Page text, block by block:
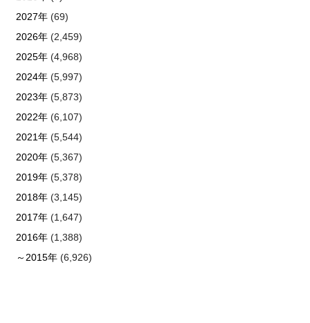
2027年(69)
2026年(2,459)
2025年(4,968)
2024年(5,997)
2023年(5,873)
2022年(6,107)
2021年(5,544)
2020年(5,367)
2019年(5,378)
2018年(3,145)
2017年(1,647)
2016年(1,388)
～2015年(6,926)